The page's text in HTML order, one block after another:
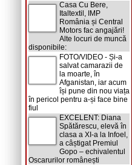
Casa Cu Bere,
Italtextil, IMP
România și Central
Motors fac angajări!
Alte locuri de muncă
disponibile:
FOTO/VIDEO - Și-a
salvat camarazii de
la moarte, în
Afganistan, iar acum
își pune din nou viața
în pericol pentru a-și face bine
fiul
EXCELENT: Diana
Spătărescu, elevă în
clasa a XI-a la Infoel,
a câștigat Premiul
Gopo – echivalentul
Oscarurilor românești